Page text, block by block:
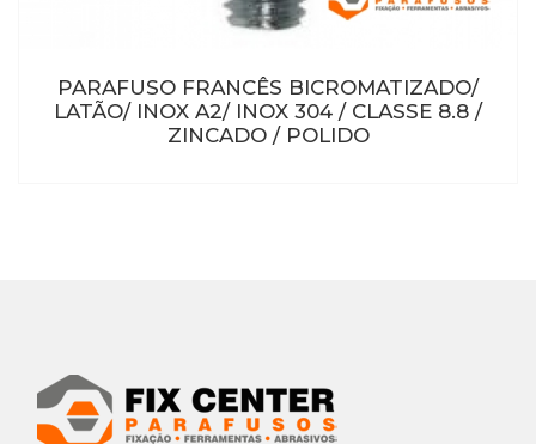
PARAFUSO FRANCÊS BICROMATIZADO/
LATÃO/ INOX A2/ INOX 304 / CLASSE 8.8 /
ZINCADO / POLIDO